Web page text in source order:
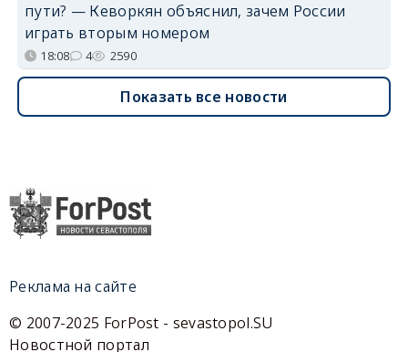
пути? — Кеворкян объяснил, зачем России
играть вторым номером
18:08 4 2590
Показать все новости
Реклама на сайте
© 2007-2025 ForPost - sevastopol.SU
Новостной портал